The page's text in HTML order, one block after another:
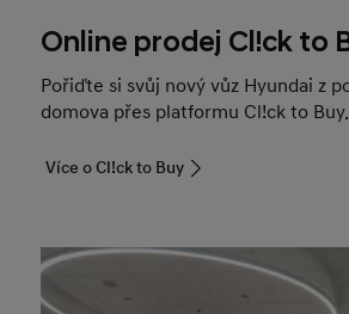
Online prodej Cl!ck to
Pořiďte si svůj nový vůz Hyundai z
domova přes platformu Cl!ck to Buy.
Více o Cl!ck to Buy